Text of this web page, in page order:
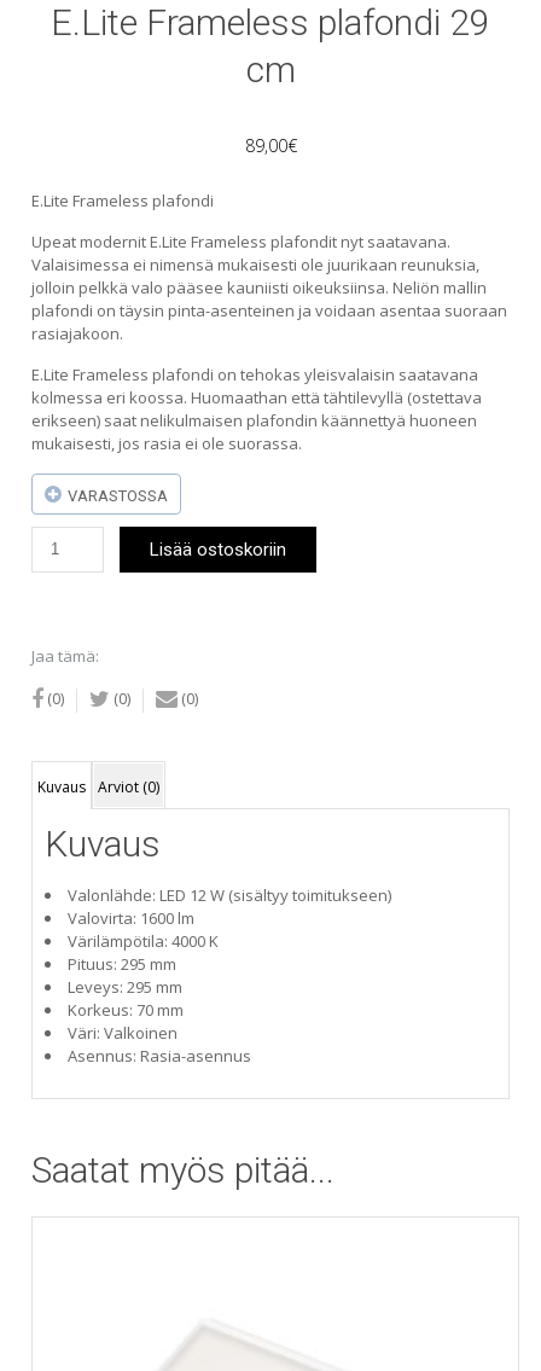
E.Lite Frameless plafondi 29
cm
89,00€
E.Lite Frameless plafondi
Upeat modernit E.Lite Frameless plafondit nyt saatavana.
Valaisimessa ei nimensä mukaisesti ole juurikaan reunuksia,
jolloin pelkkä valo pääsee kauniisti oikeuksiinsa. Neliön mallin
plafondi on täysin pinta-asenteinen ja voidaan asentaa suoraan
rasiajakoon.
E.Lite Frameless plafondi on tehokas yleisvalaisin saatavana
kolmessa eri koossa. Huomaathan että tähtilevyllä (ostettava
erikseen) saat nelikulmaisen plafondin käännettyä huoneen
mukaisesti, jos rasia ei ole suorassa.
VARASTOSSA
Frameless
määrä
Lisää ostoskoriin
Jaa tämä:
(0) (0) (0)
Kuvaus Arviot (0)
Kuvaus
Valonlähde: LED 12 W (sisältyy toimitukseen)
Valovirta: 1600 lm
Värilämpötila: 4000 K
Pituus: 295 mm
Leveys: 295 mm
Korkeus: 70 mm
Väri: Valkoinen
Asennus: Rasia-asennus
Saatat myös pitää...